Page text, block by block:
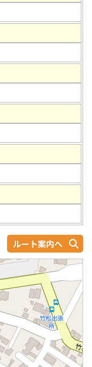
ルート案内へ